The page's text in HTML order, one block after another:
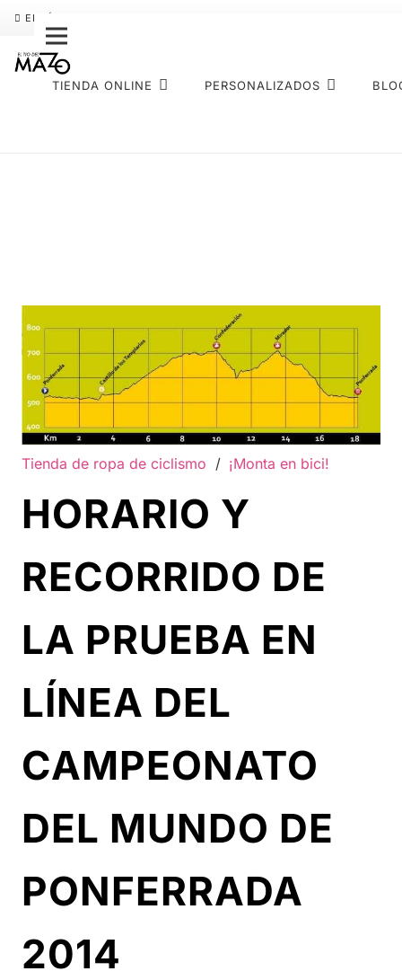
ENVÍO GRATIS
TIENDA ONLINE PERSONALIZADOS
Tienda de ropa de ciclismo / ¡Monta en bici!
HORARIO Y
RECORRIDO DE
LA PRUEBA EN
LÍNEA DEL
CAMPEONATO
DEL MUNDO DE
PONFERRADA
2014